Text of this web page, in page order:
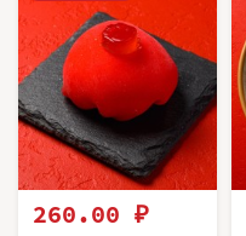
260.00 ₽